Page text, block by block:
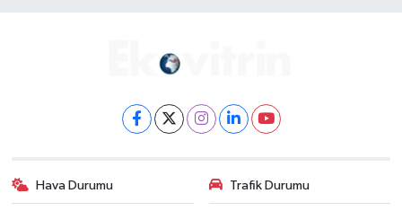
Hava Durumu Trafik Durumu